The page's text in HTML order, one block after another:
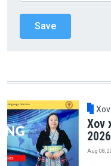
Xov
2026
Aug 08,